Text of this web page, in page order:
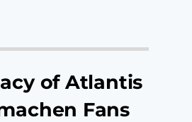
of Atlantis
Fans